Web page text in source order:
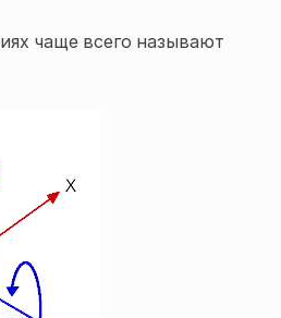
чаще всего называют